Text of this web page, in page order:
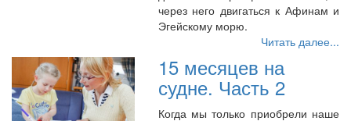
через него двигаться к Афинам и
Эгейскому морю.
Читать далее...
15 месяцев на
судне. Часть 2
Когда мы только приобрели наше